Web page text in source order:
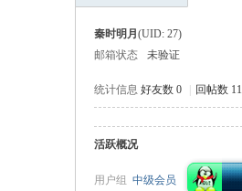
秦时明月 (UID: 27)
邮箱状态
未验证
统计信息 好友数 0 回帖数 11
活跃概况
用户组 中级会员